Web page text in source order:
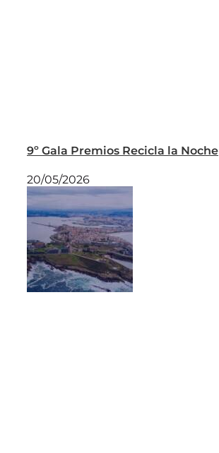
9º Gala Premios Recicla la Noche
20/05/2026